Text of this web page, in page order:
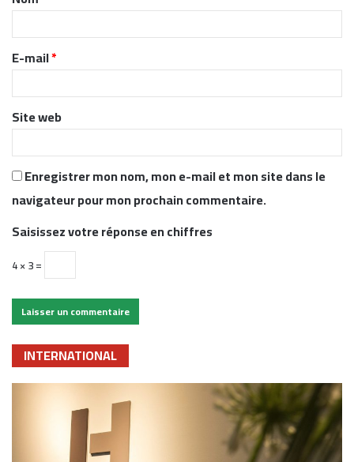
r
e
*
E-mail*
Site web
Enregistrer mon nom, mon e-mail et mon site dans le
navigateur pour mon prochain commentaire.
Saisissez votre réponse en chiffres
4 × 3 =
INTERNATIONAL